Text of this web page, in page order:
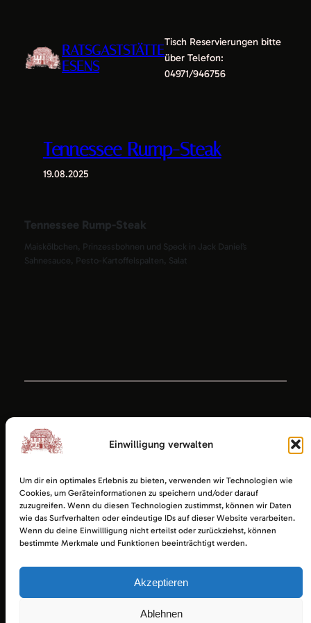
Einwilligung verwalten
Um dir ein optimales Erlebnis zu bieten, verwenden wir Technologien wie
Cookies, um Geräteinformationen zu speichern und/oder darauf
zuzugreifen. Wenn du diesen Technologien zustimmst, können wir Daten
wie das Surfverhalten oder eindeutige IDs auf dieser Website verarbeiten.
Wenn du deine Einwillligung nicht erteilst oder zurückziehst, können
bestimmte Merkmale und Funktionen beeinträchtigt werden.
Akzeptieren
Ablehnen
springen
RATSGASTSTÄTTE
ESENS
Tisch Reservierungen bitte
über Telefon:
04971/946756
Tennessee Rump-Steak
19.08.2025
Tennessee Rump-Steak
Maiskölbchen, Prinzessbohnen und Speck in Jack Daniel’s
Sahnesauce, Pesto-Kartoffelspalten, Salat
Ratsgaststätte Esens Impressum|Datenschutz|Startseite